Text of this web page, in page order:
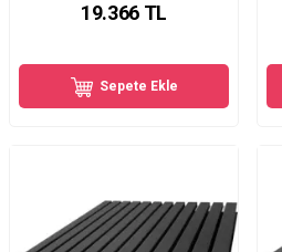
19.366TL
Sepete Ekle